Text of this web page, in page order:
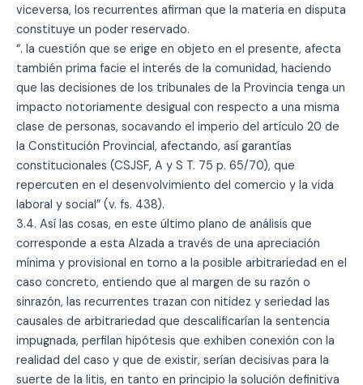
viceversa, los recurrentes afirman que la materia en disputa
constituye un poder reservado.
“. la cuestión que se erige en objeto en el presente, afecta
también prima facie el interés de la comunidad, haciendo
que las decisiones de los tribunales de la Provincia tenga un
impacto notoriamente desigual con respecto a una misma
clase de personas, socavando el imperio del artículo 20 de
la Constitución Provincial, afectando, así garantías
constitucionales (CSJSF, A y S T. 75 p. 65/70), que
repercuten en el desenvolvimiento del comercio y la vida
laboral y social” (v. fs. 438).
3.4. Así las cosas, en este último plano de análisis que
corresponde a esta Alzada a través de una apreciación
mínima y provisional en torno a la posible arbitrariedad en el
caso concreto, entiendo que al margen de su razón o
sinrazón, las recurrentes trazan con nitidez y seriedad las
causales de arbitrariedad que descalificarían la sentencia
impugnada, perfilan hipótesis que exhiben conexión con la
realidad del caso y que de existir, serían decisivas para la
suerte de la litis, en tanto en principio la solución definitiva